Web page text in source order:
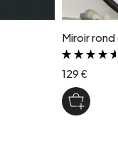
Miroir
129 €